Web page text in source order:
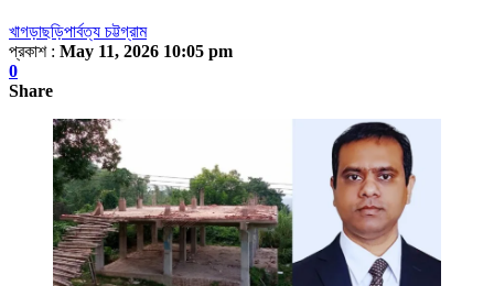
খাগড়াছড়িপার্বত্য চট্টগ্রাম
প্রকাশ : May 11, 2026 10:05 pm
0
Share